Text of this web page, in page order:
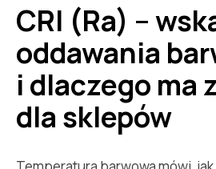
CRI (Ra) –
oddawania
i dlaczego ma
dla sklepów